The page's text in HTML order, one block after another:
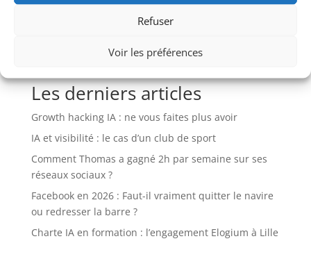
Refuser
Voir les préférences
sein du Cabinet Elogium situé à Lille. Depuis plus de
25 ans, je suis dans la communication. A travers ce
du marketing digital.
Les derniers articles
Growth hacking IA : ne vous faites plus avoir
IA et visibilité : le cas d’un club de sport
Comment Thomas a gagné 2h par semaine sur ses
réseaux sociaux ?
Facebook en 2026 : Faut-il vraiment quitter le navire
ou redresser la barre ?
Charte IA en formation : l’engagement Elogium à Lille